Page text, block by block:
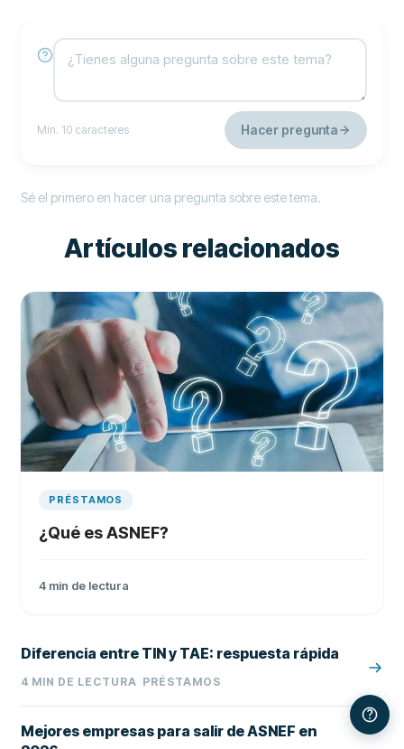
Mín. 10 caracteres Hacer pregunta
Sé el primero en hacer una pregunta sobre este tema.
Artículos relacionados
PRÉSTAMOS
¿Qué es ASNEF?
4 min de lectura
Diferencia entre TIN y TAE: respuesta rápida
4 MIN DE LECTURA PRÉSTAMOS
Mejores empresas para salir de ASNEF en